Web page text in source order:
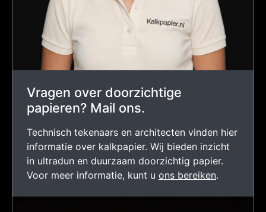
Vragen over doorzichtige
papieren? Mail ons.
Technisch tekenaars en architecten vinden hier
informatie over kalkpapier. Wij bieden inzicht
in ultradun en duurzaam doorzichtig papier.
Voor meer informatie, kunt u ons bereiken.